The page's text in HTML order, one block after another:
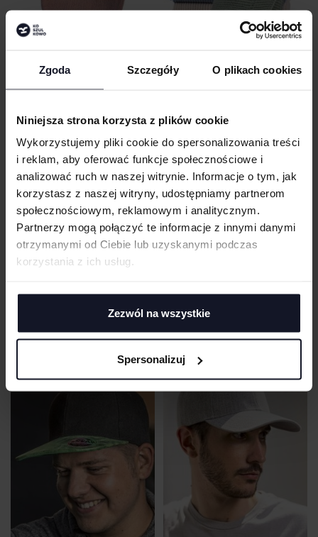
Zgoda Szczegóły O plikach cookies
Niniejsza strona korzysta z plików cookie
Wykorzystujemy pliki cookie do spersonalizowania treści
i reklam, aby oferować funkcje społecznościowe i
analizować ruch w naszej witrynie. Informacje o tym, jak
korzystasz z naszej witryny, udostępniamy partnerom
społecznościowym, reklamowym i analitycznym.
Partnerzy mogą połączyć te informacje z innymi danymi
otrzymanymi od Ciebie lub uzyskanymi podczas
korzystania z ich usług.
Zezwól na wszystkie
Spersonalizuj
TEDDY JUMPER
SNAPBACK DUAL COLOUR CAP
RESULT HEADWEAR
Od 7.03 zł netto
BRONX ORIGINAL FLAT PEAK
SNAPBACK CAP
RESULT HEADWEAR
Od 6.93 zł netto